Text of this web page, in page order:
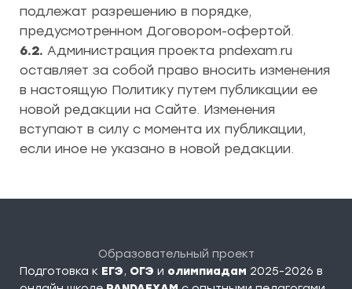
подлежат разрешению в порядке,
предусмотренном Договором-офертой.
6.2. Администрация проекта pndexam.ru
оставляет за собой право вносить изменения
в настоящую Политику путем публикации ее
новой редакции на Сайте. Изменения
вступают в силу с момента их публикации,
если иное не указано в новой редакции.
Образовательный проект
Подготовка к ЕГЭ, ОГЭ и олимпиадам 2025-2026 в